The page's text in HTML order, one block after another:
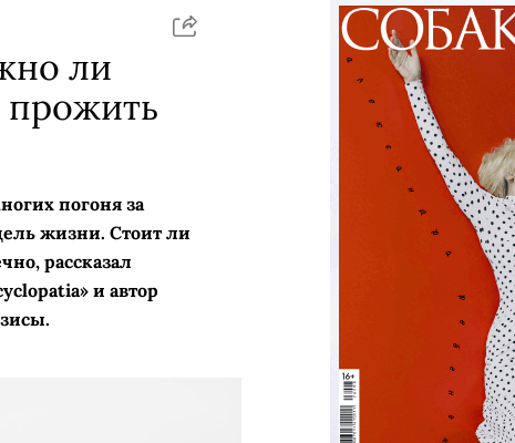
ли
прожить
погоня за
жизни. Стоит ли
рассказал
и автор